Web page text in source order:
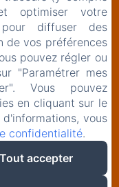
optimiser votre
diffuser des
de vos préférences
pouvez régler ou
"Paramétrer mes
Vous pouvez
en cliquant sur le
vous
confidentialité.
Tout accepter